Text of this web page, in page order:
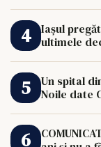
Iașul
ultimele
Un spital
Noile date